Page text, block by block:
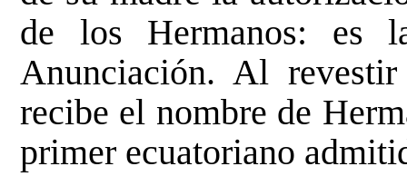
de los Hermanos: es
Anunciación. Al
recibe el nombre de
primer ecuatoriano